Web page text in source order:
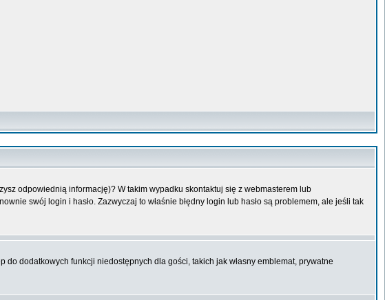
odpowiednią informację)? W takim wypadku skontaktuj się z webmasterem lub
swój login i hasło. Zazwyczaj to właśnie błędny login lub hasło są problemem, ale jeśli tak
dodatkowych funkcji niedostępnych dla gości, takich jak własny emblemat, prywatne